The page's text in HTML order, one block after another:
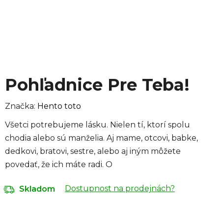
Pohľadnice Pre Teba!
Značka: Hento toto
Všetci potrebujeme lásku. Nielen tí, ktorí spolu
chodia alebo sú manželia. Aj mame, otcovi, babke,
dedkovi, bratovi, sestre, alebo aj iným môžete
povedať, že ich máte radi. O
Skladom Dostupnost na prodejnách?